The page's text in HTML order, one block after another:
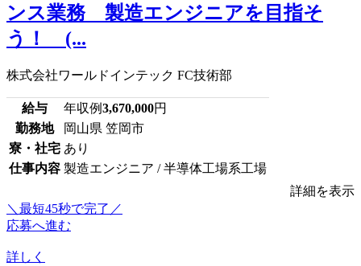
ンス業務 製造エンジニアを目指そ
う！ (...
株式会社ワールドインテック FC技術部
給与 年収例3,670,000円
勤務地
岡山県 笠岡市
寮・社宅 あり
仕事内容 製造エンジニア / 半導体工場系工場
詳細を表示
＼最短45秒で完了／
応募へ進む
詳しく